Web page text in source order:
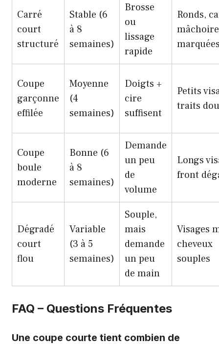
Carré
court
structuré
Stable (6
à 8
semaines)
Brosse
ou
lissage
rapide
Ronds,
Coupe
garçonne
effilée
Moyenne
(4
semaines)
Doigts +
cire
suffisent
Petits
traits
Coupe
boule
moderne
Bonne (6
à 8
semaines)
Demande
un peu
de
volume
Longs
front
Dégradé
court
flou
Variable
(3 à 5
semaines)
Souple,
mais
demande
un peu
de main
Visages
cheveux
souples
FAQ – Questions Fréquentes
Une coupe courte tient combien de